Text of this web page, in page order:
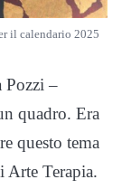
il calendario 2025
Pozzi –
quadro. Era
questo tema
Arte Terapia.